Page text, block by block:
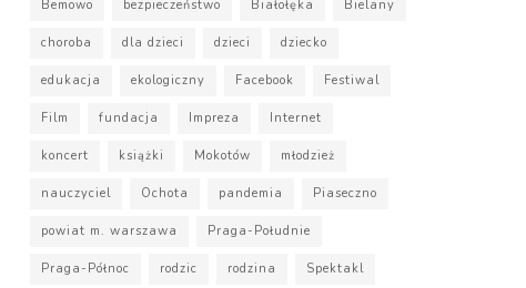
Bemowo bezpieczeństwo Białołęka Bielany
choroba dla dzieci dzieci dziecko
edukacja ekologiczny Facebook Festiwal
Film fundacja Impreza Internet
koncert książki Mokotów młodzież
nauczyciel Ochota pandemia Piaseczno
powiat m. warszawa Praga-Południe
Praga-Północ rodzic rodzina Spektakl